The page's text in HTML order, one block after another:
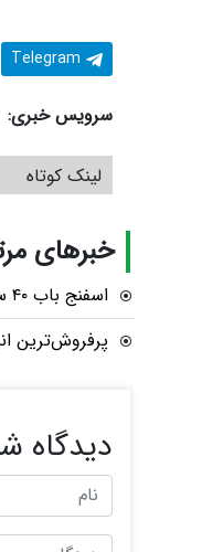
Telegram
سرویس خبری:
لینک کوتاه
خبرهای
اسفنج باب ۴۰ ساله شد
پرفروش‌ترین
دیدگاه